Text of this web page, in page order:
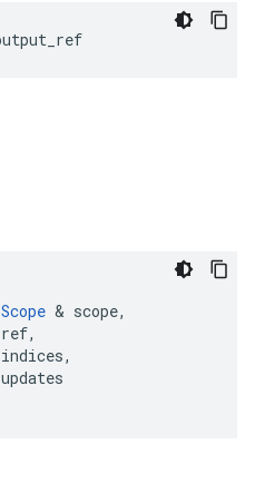
Scope & scope,
ref,
indices,
updates